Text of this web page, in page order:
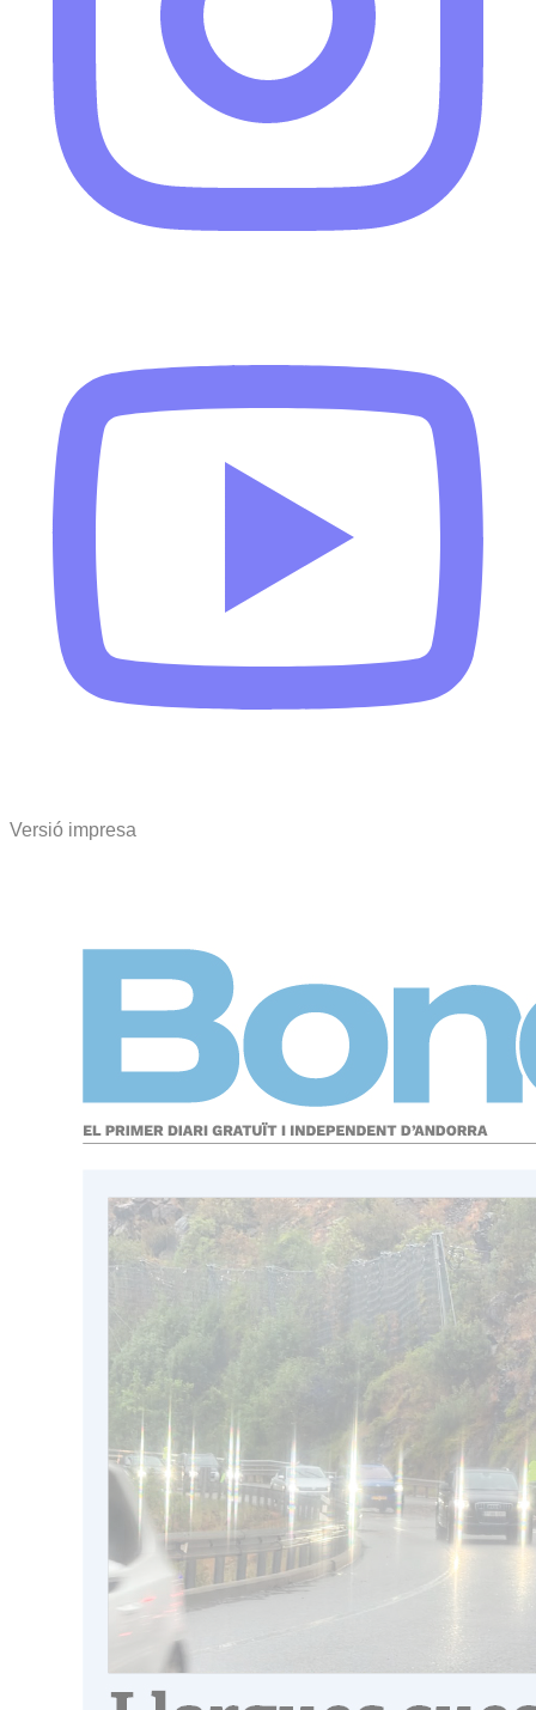
Versió impresa